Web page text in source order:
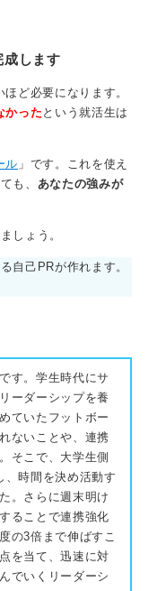
ほど上げること
らなくなってしま
でなく、集中力
など、さまざまな
工夫したそうで
につながったと
、あきらめない努
、研究熱心なとこ
でした。
成します
ど必要になります。
かった という就活生は
ル 」です。これを使え
も、 あなたの強みが
しょう。
自己PRが作れます。
す。学生時代にサ
ーダーシップを養
ていたフットボー
ないことや、連携
そこで、大学生側
、時間を決め活動す
。さらに週末明け
ることで連携強化
の3倍まで伸ばすこ
を当て、迅速に対
でいくリーダーシ